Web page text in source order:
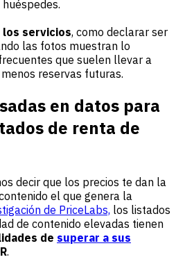
los servicios, como declarar ser
las fotos muestran lo
que suelen llevar a
reservas futuras.
en datos para
de renta de
decir que los precios te dan la
el que genera la
de PriceLabs, los listados
de contenido elevadas tienen
de superar a sus
.